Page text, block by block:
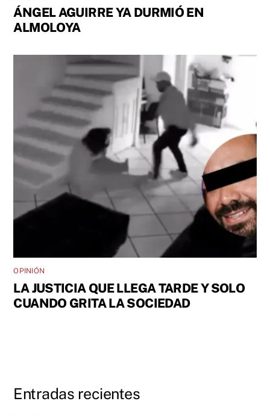
ÁNGEL AGUIRRE YA DURMIÓ EN
ALMOLOYA
OPINIÓN
LA JUSTICIA QUE LLEGA TARDE Y SOLO
CUANDO GRITA LA SOCIEDAD
Entradas recientes